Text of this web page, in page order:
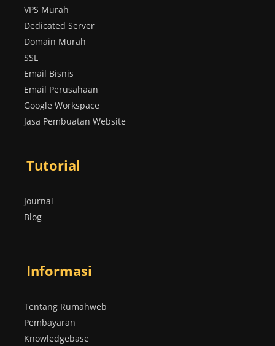
VPS Murah
Dedicated Server
Domain Murah
SSL
Email Bisnis
Email Perusahaan
Google Workspace
Jasa Pembuatan Website
Tutorial
Journal
Blog
Informasi
Tentang Rumahweb
Pembayaran
Knowledgebase